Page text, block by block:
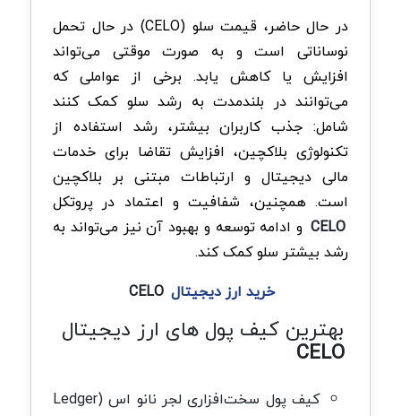
در حال حاضر، قیمت سلو (CELO) در حال تحمل
نوساناتی است و به صورت موقتی می‌تواند
افزایش یا کاهش یابد. برخی از عواملی که
می‌توانند در بلندمدت به رشد سلو کمک کنند
شامل: جذب کاربران بیشتر، رشد استفاده از
تکنولوژی بلاکچین، افزایش تقاضا برای خدمات
مالی دیجیتال و ارتباطات مبتنی بر بلاکچین
است. همچنین، شفافیت و اعتماد در پروتکل
CELO و ادامه توسعه و بهبود آن نیز می‌تواند به
رشد بیشتر سلو کمک کند.
خرید ارز دیجیتال
بهترین کیف پول های ارز دیجیتال
CELO
کیف پول سخت‌افزاری لجر نانو اس (Ledger